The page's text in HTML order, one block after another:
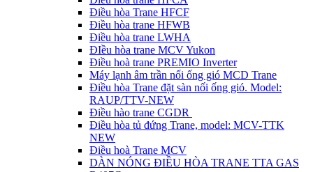
Điều hòa Trane HFCF
Điều hòa trane HFWB
Điều hòa trane LWHA
ĐIều hòa trane MCV Yukon
Điều hoà trane PREMIO Inverter
Máy lạnh âm trần nối ống gió MCD Trane
Điều hòa Trane đặt sàn nối ống gió. Model:
RAUP/TTV-NEW
Điều hào trane CGDR
Điều hòa tủ đứng Trane, model: MCV-TTK
NEW
Điều hoà Trane MCV
DÀN NÓNG ĐIỀU HÒA TRANE TTA GAS